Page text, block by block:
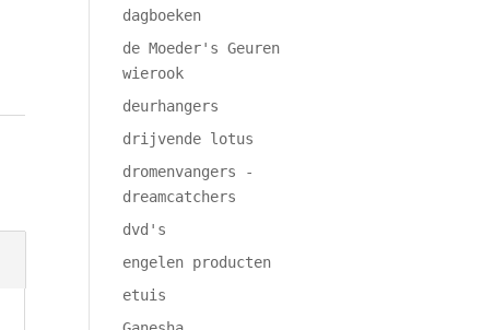
dagboeken
de Moeder's Geuren
wierook
deurhangers
drijvende lotus
dromenvangers -
dreamcatchers
dvd's
engelen producten
etuis